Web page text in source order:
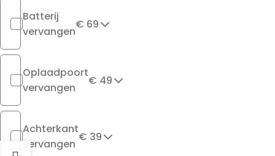
Batterij
vervangen
€ 69
Oplaadpoort
vervangen
€ 49
Achterkant
vervangen
€ 39